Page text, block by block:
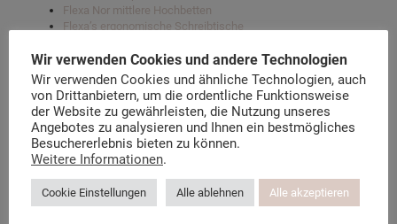
Flexa Nor mittlere Hochbetten
Flexa’s ergonomische Schreibtische
Der Flexa Möbel Blog
Über kindermoebel-24.de
Datenschutzerklärung
Instagram-Datenschutz
Facebook-Datenschutz
Wir verwenden Cookies und andere Technologien
Wir verwenden Cookies und ähnliche Technologien, auch
von Drittanbietern, um die ordentliche Funktionsweise
der Website zu gewährleisten, die Nutzung unseres
Angebotes zu analysieren und Ihnen ein bestmögliches
Besuchererlebnis bieten zu können.
Weitere Informationen.
Cookie Einstellungen Alle ablehnen Alle akzeptieren